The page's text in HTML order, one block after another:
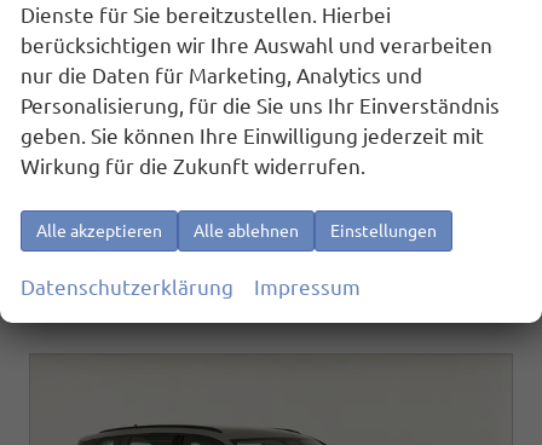
Fahrzeugnr. 25737 GetriebeAutomatik
KraftstoffBenzin AußenfarbeBlack Magic Perleffekt
Leistung110 kW (150 PS) Kilometerstand10 km
01.06.2026
41.495,– € Details
Verbrauch kombiniert:6,20 l/100km
CO -Klasse: E
2 -Emissionen: 141,00 g/km
Dienste für Sie bereitzustellen. Hierbei
berücksichtigen wir Ihre Auswahl und verarbeiten
nur die Daten für Marketing, Analytics und
Personalisierung, für die Sie uns Ihr Einverständnis
geben. Sie können Ihre Einwilligung jederzeit mit
Wirkung für die Zukunft widerrufen.
Alle akzeptieren Alle ablehnen Einstellungen
Datenschutzerklärung Impressum